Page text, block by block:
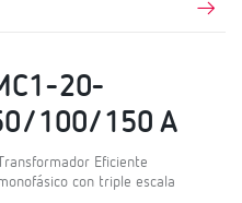
20-
100/150 A
Transformador Eficiente
con triple escala